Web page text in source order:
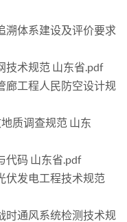
溯体系建设及评价要求
技术规范 山东省.pdf
廊工程人民防空设计规
质调查规范 山东
代码 山东省.pdf
伏发电工程技术规范
时通风系统检测技术规